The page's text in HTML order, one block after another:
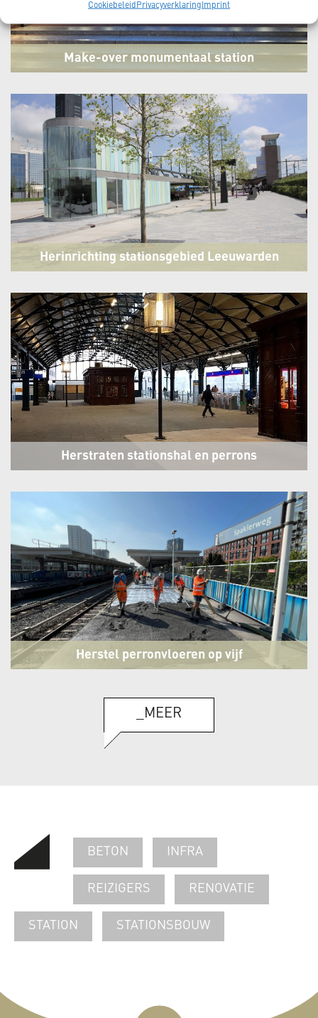
Cookiebeleid Privacyverklaring Imprint
Make-over monumentaal station
Bussum
Herinrichting stationsgebied Leeuwarden
Herstraten stationshal en perrons
Herstel perronvloeren op vijf
Amsterdam
_MEER
BETON INFRA
REIZIGERS RENOVATIE
STATION STATIONSBOUW